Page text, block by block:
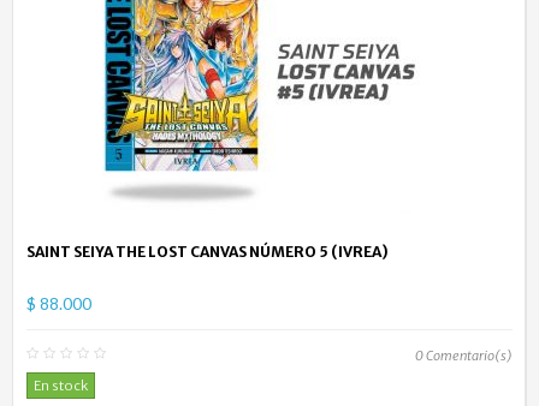
SAINT SEIYA THE LOST CANVAS NÚMERO 5 (IVREA)
$ 88.000
0Comentario(s)
En stock